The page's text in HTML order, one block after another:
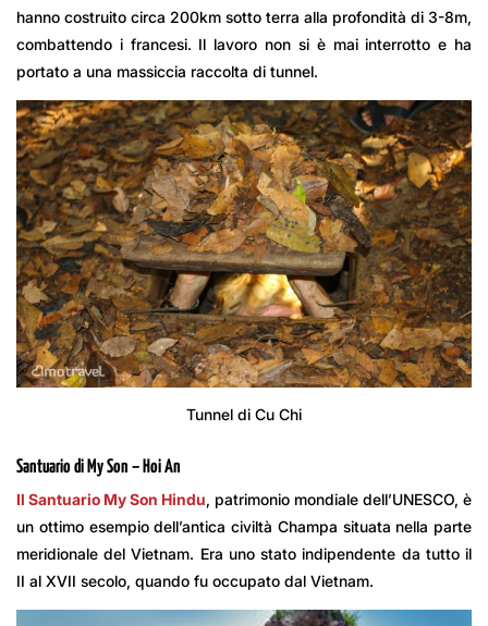
hanno costruito circa 200km sotto terra alla profondità di 3-8m,
combattendo i francesi. Il lavoro non si è mai interrotto e ha
portato a una massiccia raccolta di tunnel.
Tunnel di Cu Chi
Santuario di My Son – Hoi An
Il Santuario My Son Hindu, patrimonio mondiale dell’UNESCO, è
un ottimo esempio dell’antica civiltà Champa situata nella parte
meridionale del Vietnam. Era uno stato indipendente da tutto il
II al XVII secolo, quando fu occupato dal Vietnam.